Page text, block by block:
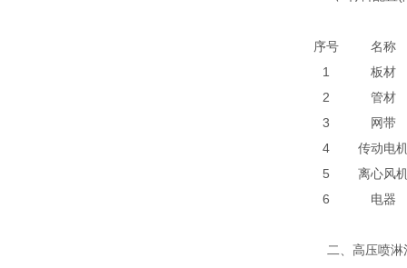
序号
名称
1
板材
2
管材
3
网带
4
传动电
5
离心风
6
电器
二、高压喷淋